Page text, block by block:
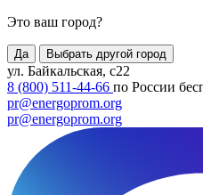
Это ваш город?
Да Выбрать другой город
ул. Байкальская, с22
8 (800) 511-44-66 по России
pr@energoprom.org
pr@energoprom.org